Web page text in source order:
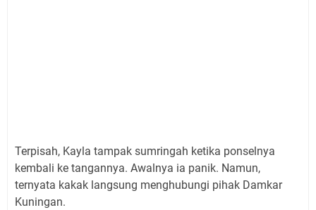
Terpisah, Kayla tampak sumringah ketika ponselnya
kembali ke tangannya. Awalnya ia panik. Namun,
ternyata kakak langsung menghubungi pihak Damkar
Kuningan.